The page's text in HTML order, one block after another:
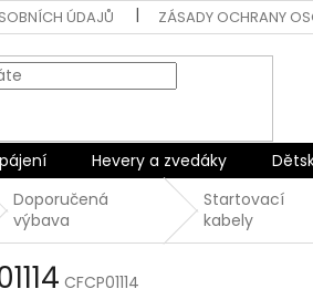
ÚDAJŮ ZÁSADY OCHRANY
Hevery a zvedáky
Doporučená
výbava
Startovací
kabely
CFCP01114